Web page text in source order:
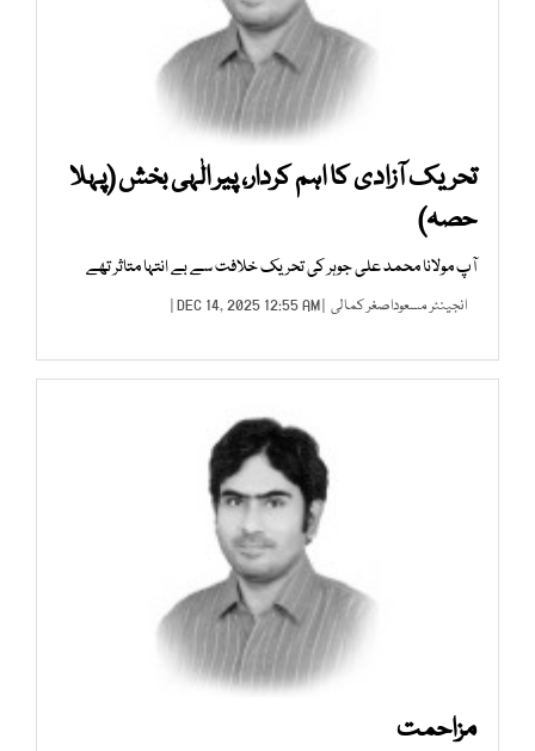
تحریک آزادی کا اہم کردار، پیر الٰہی بخش (پہلا
حصہ)
آپ مولانا محمد علی جوہر کی تحریک خلافت سے بے انتہا متاثر تھے
انجینئر مسعوداصغر کمالی | DEC 14, 2025 12:55 AM |
مزاحمت